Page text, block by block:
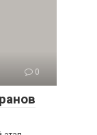
0